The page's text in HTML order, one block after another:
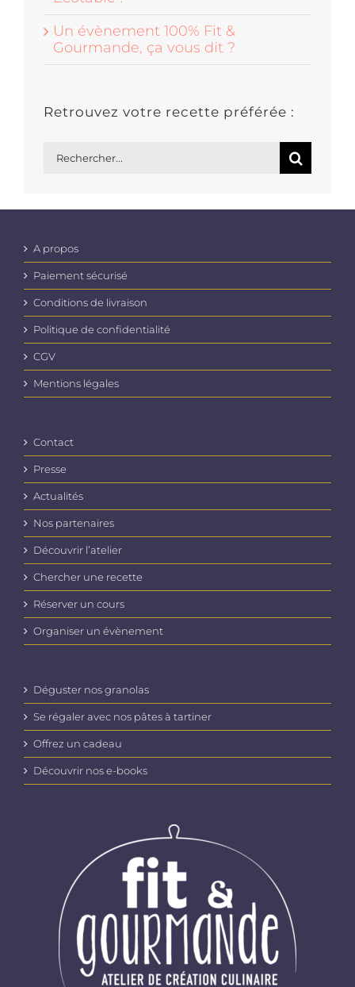
Un évènement 100% Fit &
Gourmande, ça vous dit ?
Retrouvez votre recette préférée :
A propos
Paiement sécurisé
Conditions de livraison
Politique de confidentialité
CGV
Mentions légales
Contact
Presse
Actualités
Nos partenaires
Découvrir l’atelier
Chercher une recette
Réserver un cours
Organiser un évènement
Déguster nos granolas
Se régaler avec nos pâtes à tartiner
Offrez un cadeau
Découvrir nos e-books